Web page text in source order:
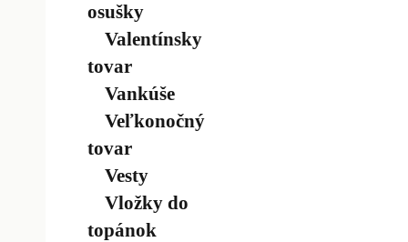
osušky
Valentínsky
tovar
Vankúše
Veľkonočný
tovar
Vesty
Vložky do
topánok